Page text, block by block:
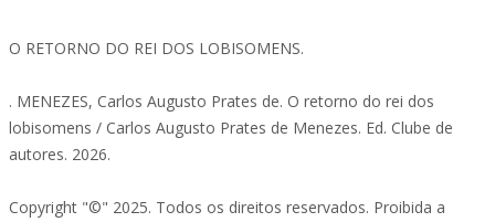
O RETORNO DO REI DOS LOBISOMENS.
. MENEZES, Carlos Augusto Prates de. O retorno do rei dos
lobisomens / Carlos Augusto Prates de Menezes. Ed. Clube de
autores. 2026.
Copyright "©" 2025. Todos os direitos reservados. Proibida a